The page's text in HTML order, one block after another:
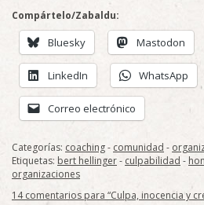
Compártelo/Zabaldu:
Bluesky Mastodon
LinkedIn WhatsApp
Correo electrónico
Categorías: coaching- comunidad -
Etiquetas: bert hellinger- culpabilidad -
organizaciones
14 comentarios para “Culpa, inocencia y